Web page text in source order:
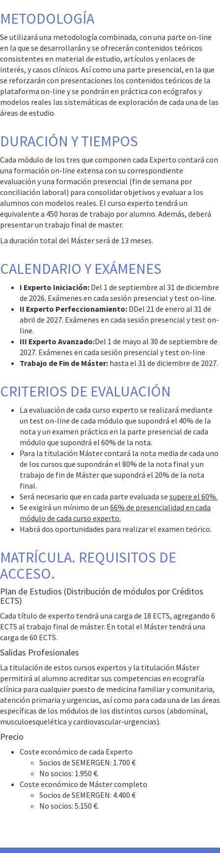
METODOLOGÍA
Se utilizará una metodología combinada, con una parte on-line
en la que se desarrollarán y se ofrecerán contenidos teóricos
consistentes en material de estudio, artículos y enlaces de
interés, y casos clínicos. Así como una parte presencial, en la que
se reforzarán con presentaciones los contenidos teóricos de la
plataforma on-line y se pondrán en práctica con ecógrafos y
modelos reales las sistemáticas de exploración de cada una de las
áreas de estudio.
DURACIÓN Y TIEMPOS
Cada módulo de los tres que componen cada Experto contará con
una formación on-line extensa con su correspondiente
evaluación y una formación presencial (fin de semana por
conciliación laboral) para consolidar objetivos y evaluar a los
alumnos con modelos reales. El curso experto tendrá un
equivalente a 450 horas de trabajo por alumno. Además, deberá
presentar un trabajo final de master.
La duración total del Máster será de 13 meses.
CALENDARIO Y EXÁMENES
I Experto Iniciación: Del 1 de septiembre al 31 de diciembre
de 2026. Exámenes en cada sesión presencial y test on-line.
II Experto Perfeccionamiento: DDel 21 de enero al 31 de
abril de 2027. Exámenes en cada sesión presencial y test on-
line.
III Experto Avanzado:Del 1 de mayo al 30 de septiembre de
2027. Exámenes en cada sesión presencial y test on-line
Trabajo de Fin de Máster: hasta el 31 de diciembre de 2027.
CRITERIOS DE EVALUACIÓN
La evaluación de cada curso experto se realizará mediante
un test on-line de cada módulo que supondrá el 40% de la
nota y un examen práctico en la parte presencial de cada
módulo que supondrá el 60% de la nota.
Para la titulación Máster contará la nota media de cada uno
de los cursos que supondrán el 80% de la nota final y un
trabajo de fin de Máster que supondrá el 20% de la nota
final.
Será necesario que en cada parte evaluada se supere el 60%.
Se exigirá un mínimo de un 66% de presencialidad en cada
módulo de cada curso experto.
Habrá dos oportunidades para realizar el examen teórico.
MATRÍCULA. REQUISITOS DE
ACCESO.
Plan de Estudios (Distribución de módulos por Créditos
ECTS)
Cada título de experto tendrá una carga de 18 ECTS, agregando 6
ECTS al trabajo final de máster. En total el Máster tendrá una
carga de 60 ECTS.
Salidas Profesionales
La titulación de estos cursos expertos y la titulación Máster
permitirá al alumno acreditar sus competencias en ecografía
clínica para cualquier puesto de medicina familiar y comunitaria,
atención primaria y urgencias, así como para cada una de las áreas
específicas de los módulos de los distintos cursos (abdominal,
musculoesquelética y cardiovascular-urgencias).
Precio
Coste económico de cada Experto
Socios de SEMERGEN: 1.700 €
No socios: 1.950 €.
Coste económico de Máster completo
Socios de SEMERGEN: 4.400 €
No socios: 5.150 €.